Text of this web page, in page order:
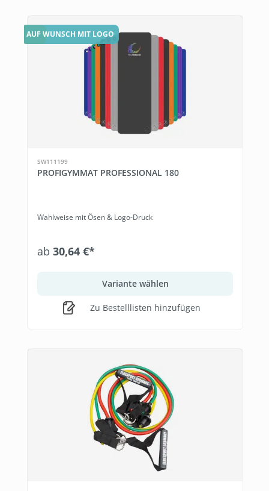
TOP
AUF WUNSCH MIT LOGO
SW111199
PROFIGYMMAT PROFESSIONAL 180
Wahlweise mit Ösen & Logo-Druck
ab 30,64 €*
Variante wählen
Zu Bestelllisten hinzufügen